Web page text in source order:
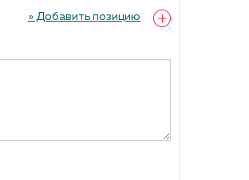
» Добавить позицию